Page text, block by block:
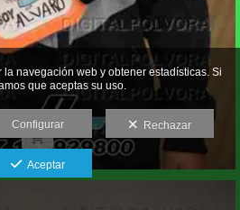
navegación web y obtener estadísticas. Si
que aceptas su uso.
Configurar Rechazar
Aceptar